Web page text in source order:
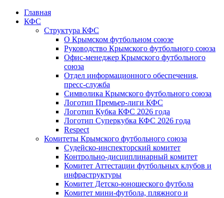
Главная
КФС
Структура КФС
О Крымском футбольном союзе
Руководство Крымского футбольного союза
Офис-менеджер Крымского футбольного
союза
Отдел информационного обеспечения,
пресс-служба
Символика Крымского футбольного союза
Логотип Премьер-лиги КФС
Логотип Кубка КФС 2026 года
Логотип Суперкубка КФС 2026 года
Respect
Комитеты Крымского футбольного союза
Судейско-инспекторский комитет
Контрольно-дисциплинарный комитет
Комитет Аттестации футбольных клубов и
инфраструктуры
Комитет Детско-юношеского футбола
Комитет мини-футбола, пляжного и